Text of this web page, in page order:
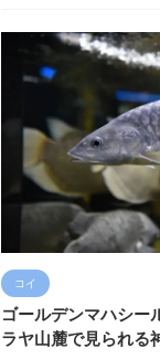
コイ
ゴールデンマハシー
ラヤ山麓で見られる